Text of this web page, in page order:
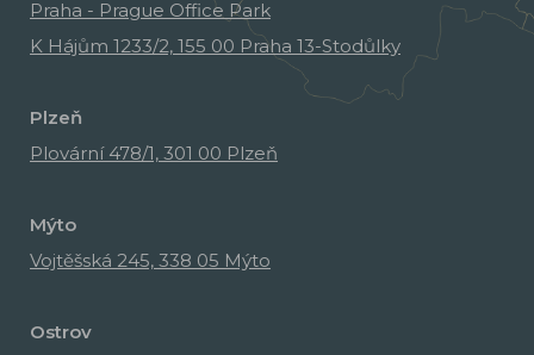
Praha - Prague Office Park
K Hájům 1233/2, 155 00 Praha 13-Stodůlky
Plzeň
Plovární 478/1, 301 00 Plzeň
Mýto
Vojtěšská 245, 338 05 Mýto
Ostrov